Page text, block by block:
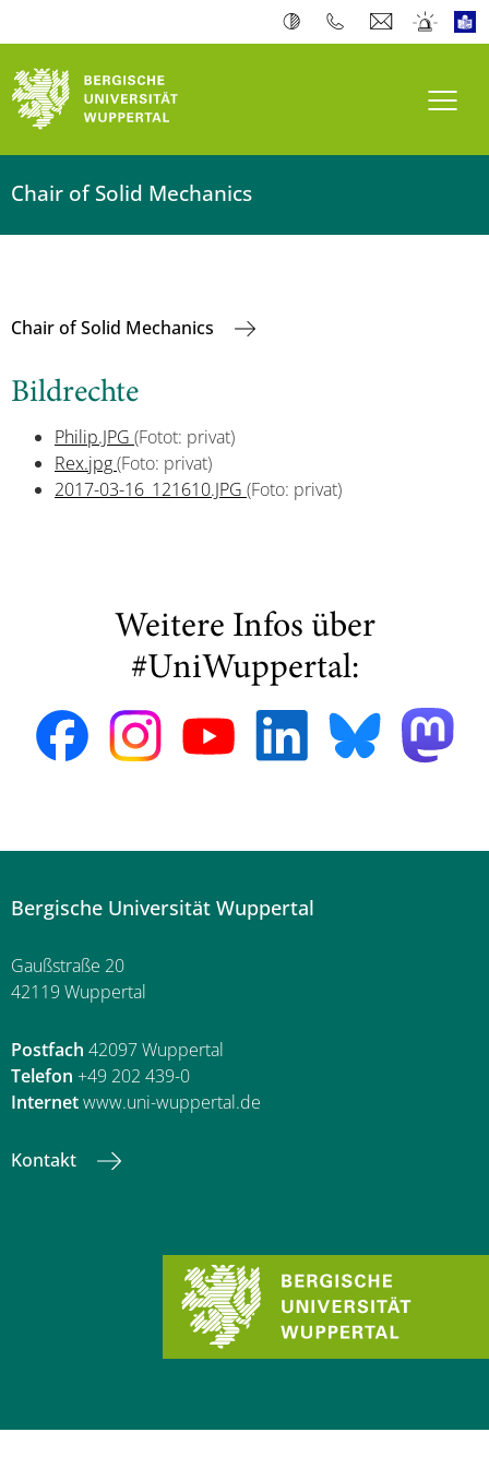
Chair of Solid Mechanics
Chair of Solid Mechanics
Bildrechte
Philip.JPG (Fotot: privat)
Rex.jpg(Foto: privat)
2017-03-16_121610.JPG (Foto: privat)
Weitere Infos über
#UniWuppertal:
Bergische Universität Wuppertal
Gaußstraße 20
42119 Wuppertal
Postfach 42097 Wuppertal
Telefon +49 202 439-0
Internetwww.uni-wuppertal.de
Kontakt